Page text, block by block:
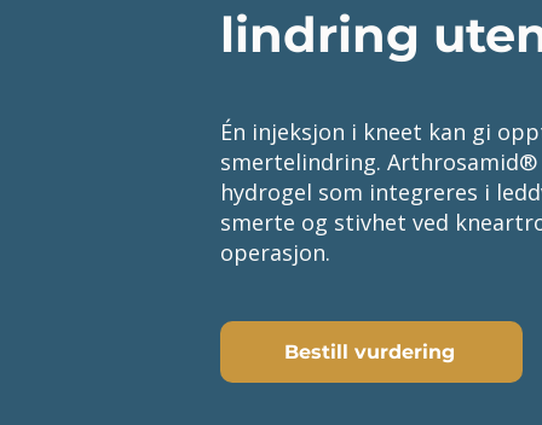
lindring
Én injeksjon i kneet kan gi
smertelindring. Arthrosamid®
hydrogel som integreres i
smerte og stivhet ved
operasjon.
Bestill vurdering